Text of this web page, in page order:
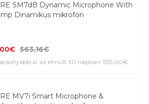
SM7dB Dynamic Microphone With
Dinamikus mikrofon
563,16€
ár az elmúlt 30 napban: 535,00€
MV7i Smart Microphone &